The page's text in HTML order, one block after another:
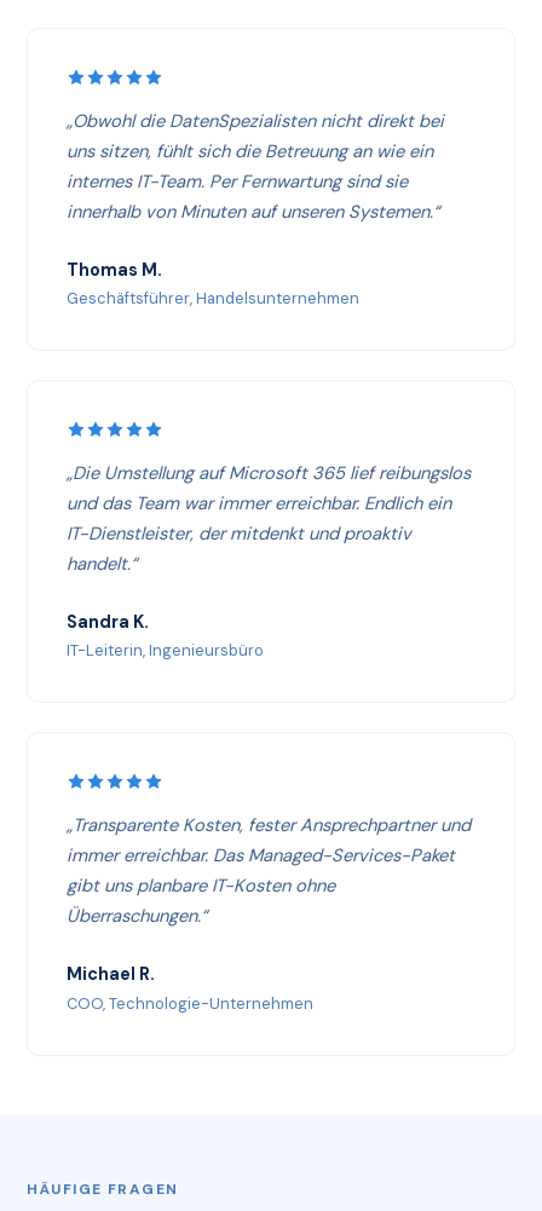
„Obwohl die DatenSpezialisten nicht direkt bei
uns sitzen, fühlt sich die Betreuung an wie ein
internes IT-Team. Per Fernwartung sind sie
innerhalb von Minuten auf unseren Systemen.“
Thomas M.
Geschäftsführer, Handelsunternehmen
„Die Umstellung auf Microsoft 365 lief reibungslos
und das Team war immer erreichbar. Endlich ein
IT-Dienstleister, der mitdenkt und proaktiv
handelt.“
Sandra K.
IT-Leiterin, Ingenieursbüro
„Transparente Kosten, fester Ansprechpartner und
immer erreichbar. Das Managed-Services-Paket
gibt uns planbare IT-Kosten ohne
Überraschungen.“
Michael R.
COO, Technologie-Unternehmen
HÄUFIGE FRAGEN